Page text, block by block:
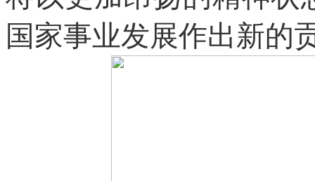
国家事业发展作出新的